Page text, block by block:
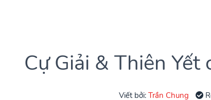
Cự Giải & Thiên
Viết bởi:Trần Chung